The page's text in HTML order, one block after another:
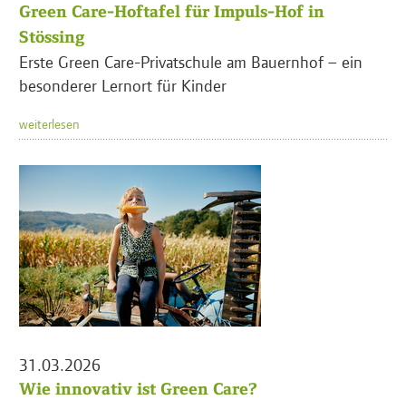
Green Care-Hoftafel für Impuls-Hof in
Stössing
Erste Green Care-Privatschule am Bauernhof – ein
besonderer Lernort für Kinder
weiterlesen
31.03.2026
Wie innovativ ist Green Care?